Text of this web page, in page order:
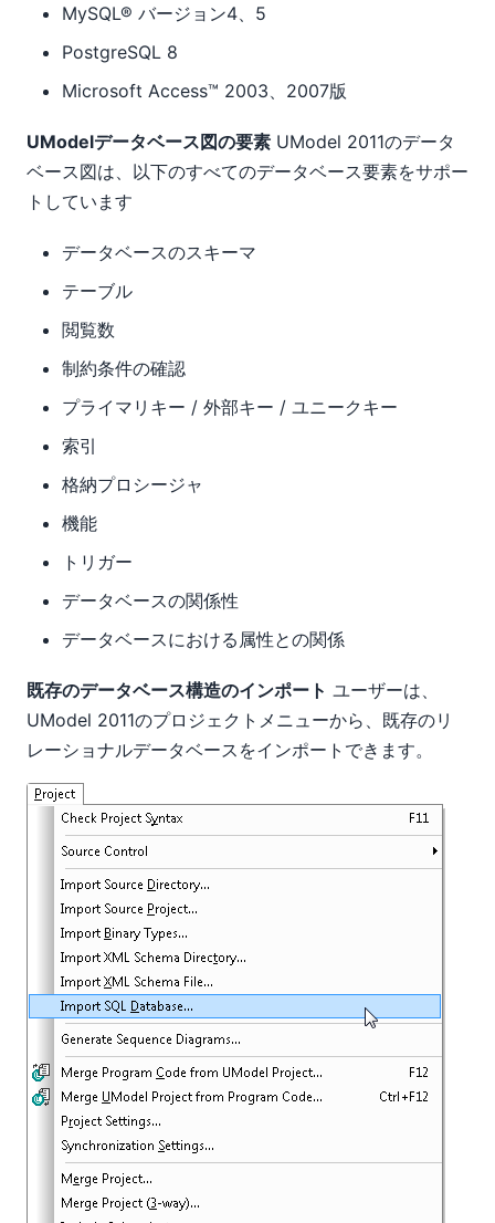
MySQL® バージョン4、5
PostgreSQL 8
Microsoft Access™ 2003、2007版
UModelデータベース図の要素 UModel 2011のデータ
ベース図は、以下のすべてのデータベース要素をサポー
トしています
データベースのスキーマ
テーブル
閲覧数
制約条件の確認
プライマリキー / 外部キー / ユニークキー
索引
格納プロシージャ
機能
トリガー
データベースの関係性
データベースにおける属性との関係
既存のデータベース構造のインポート ユーザーは、
UModel 2011のプロジェクトメニューから、既存のリ
レーショナルデータベースをインポートできます。